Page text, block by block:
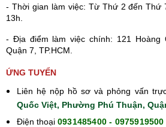
- Thời gian làm việc: Từ Thứ 2 đến Thứ
13h.
- Địa điểm làm việc chính: 121 Hoàng
Quận 7, TP.HCM
ỨNG TUYỂN
Liên hệ nộp hồ sơ và phỏng vấn
Quốc Việt, Phường Phú Thuận,
Điện thoại 0931485400 - 0975919500